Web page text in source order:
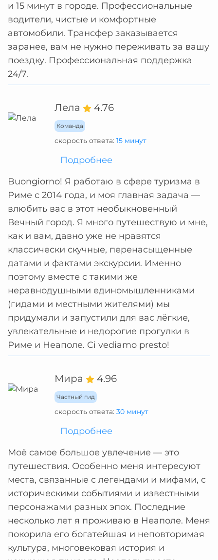
и 15 минут в городе. Профессиональные
водители, чистые и комфортные
автомобили. Трансфер заказывается
заранее, вам не нужно переживать за вашу
поездку. Профессиональная поддержка
24/7.
Лела 4.76
Команда
скорость ответа: 15 минут
Подробнее
Buongiorno! Я работаю в сфере туризма в
Риме с 2014 года, и моя главная задача —
влюбить вас в этот необыкновенный
Вечный город. Я много путешествую и мне,
как и вам, давно уже не нравятся
классически скучные, перенасыщенные
датами и фактами экскурсии. Именно
поэтому вместе с такими же
неравнодушными единомышленниками
(гидами и местными жителями) мы
придумали и запустили для вас лёгкие,
увлекательные и недорогие прогулки в
Риме и Неаполе. Ci vediamo presto!
Мира 4.96
Частный гид
скорость ответа: 30 минут
Подробнее
Моё самое большое увлечение — это
путешествия. Особенно меня интересуют
места, связанные с легендами и мифами, с
историческими событиями и известными
персонажами разных эпох. Последние
несколько лет я проживаю в Неаполе. Меня
покорила его богатейшая и неповторимая
культура, многовековая история и